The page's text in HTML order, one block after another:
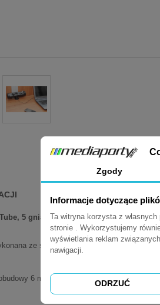
Masz pytania?
5 gniazd 230V + gniazdo HDMI, kabel
ze stali malowanej proszkowo na kolor
6 modułowej SWG 354x100x70mm.
Zgody
Informacje dotyczące
Ta witryna korzysta z
stronie . Wykorzystujemy
wyświetlania reklam
nawigacji.
ODRZUĆ